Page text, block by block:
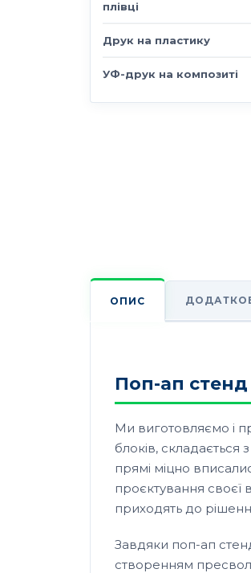
плівці
Друк на пластику
УФ-друк на композиті
ОПИС
Поп-ап
Ми виготовляємо і
блоків,
прямі міцно
проєктування своєї
приходять до
Завдяки поп-ап
створенням